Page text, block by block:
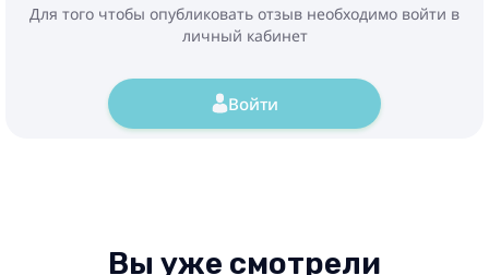
Для того чтобы опубликовать отзыв необходимо войти в
личный кабинет
Войти
Вы уже смотрели